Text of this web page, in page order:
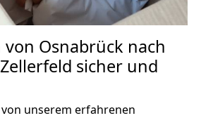
von Osnabrück nach
sicher und
unserem erfahrenen